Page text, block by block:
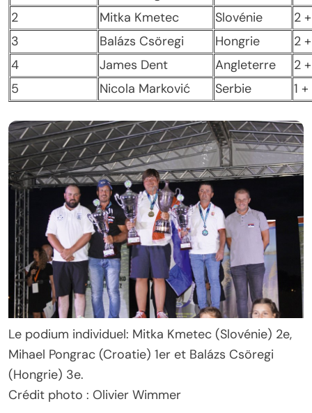
2
Mitka Kmetec Slovénie
2
3
Balázs Csöregi Hongrie
2
4
James Dent Angleterre
2
5
Nicola Marković Serbie 1
Le podium individuel: Mitka Kmetec (Slovénie) 2e,
Mihael Pongrac (Croatie) 1er et Balázs Csöregi
(Hongrie) 3e.
Crédit photo : Olivier Wimmer